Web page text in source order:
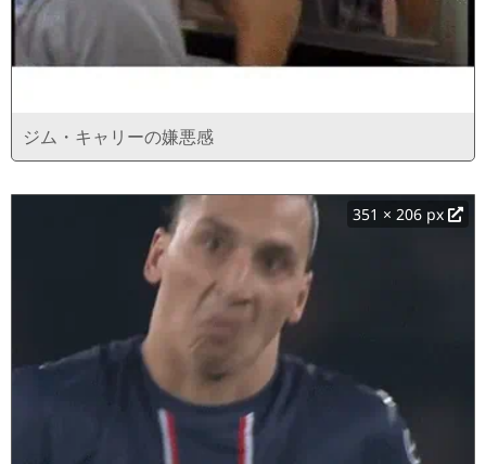
ジム・キャリーの嫌悪感
351 × 206 px